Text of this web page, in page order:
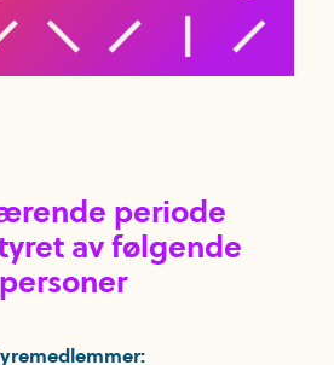
periode
av følgende
personer